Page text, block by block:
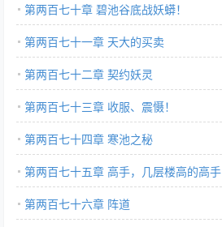
第两百七十章 碧池谷底战妖蟒！
第两百七十一章 天大的买卖
第两百七十二章 契约妖灵
第两百七十三章 收服、震慑！
第两百七十四章 寒池之秘
第两百七十五章 高手，几层楼高的高手
第两百七十六章 阵道